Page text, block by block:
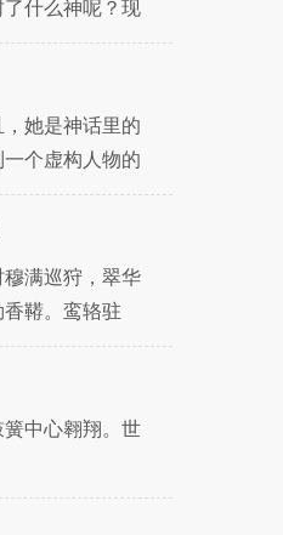
什么神呢？现
，在蟠桃会上
她是神话里的
个虚构人物的
风格"古
满巡狩，翠华
鞯。鸾辂驻
，绿发方瞳，
中心翱翔。世